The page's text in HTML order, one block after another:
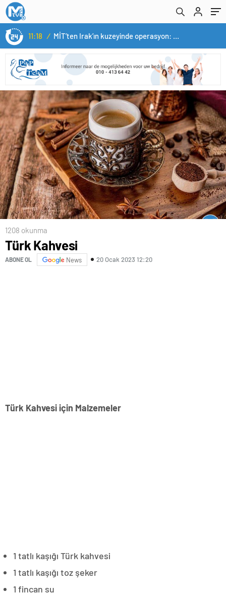
11:18 / MİT’ten Irak’ın kuzeyinde operasyon: Ramazan Güneş Türkiye’ye getirildi
1208 okunma
Türk Kahvesi
ABONE OL News 20 Ocak 2023 12:20
Türk Kahvesi için Malzemeler
1 tatlı kaşığı Türk kahvesi
1 tatlı kaşığı toz şeker
1 fincan su